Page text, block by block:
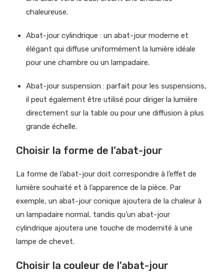
chaleureuse.
Abat-jour cylindrique : un abat-jour moderne et
élégant qui diffuse uniformément la lumière idéale
pour une chambre ou un lampadaire.
Abat-jour suspension : parfait pour les suspensions,
il peut également être utilisé pour diriger la lumière
directement sur la table ou pour une diffusion à plus
grande échelle.
Choisir la forme de l’abat-jour
La forme de l’abat-jour doit correspondre à l’effet de
lumière souhaité et à l’apparence de la pièce. Par
exemple, un abat-jour conique ajoutera de la chaleur à
un lampadaire normal, tandis qu’un abat-jour
cylindrique ajoutera une touche de modernité à une
lampe de chevet.
Choisir la couleur de l’abat-jour